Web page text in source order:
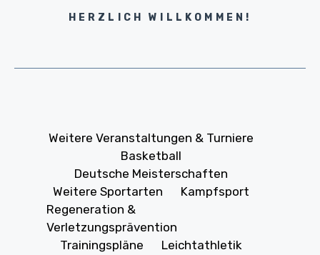
HERZLICH WILLKOMMEN!
Weitere Veranstaltungen & Turniere
Basketball
Deutsche Meisterschaften
Weitere Sportarten
Kampfsport
Regeneration &
Verletzungsprävention
Trainingspläne
Leichtathletik